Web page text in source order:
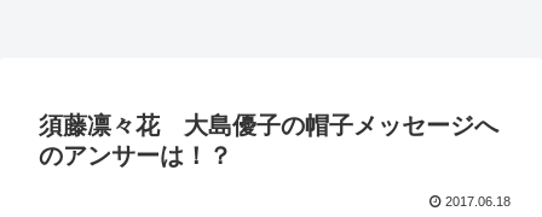
須藤凛々花 大島優子の帽子メッセージへ
のアンサーは！？
2017.06.18